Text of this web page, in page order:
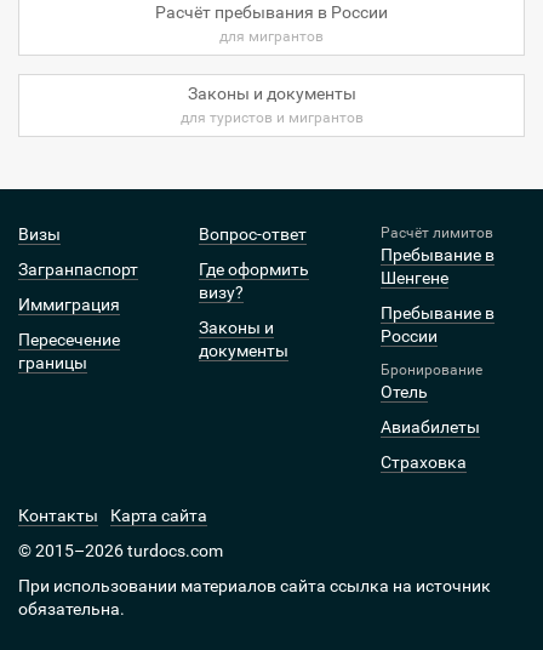
Расчёт пребывания в России
для мигрантов
Законы и документы
для туристов и мигрантов
Визы
Загранпаспорт
Иммиграция
Пересечение
границы
Вопрос-ответ
Где оформить
визу?
Законы и
документы
Расчёт лимитов
Пребывание в
Шенгене
Пребывание в
России
Бронирование
Отель
Авиабилеты
Страховка
Контакты
Карта сайта
© 2015–2026 turdocs.com
При использовании материалов сайта ссылка на источник
обязательна.